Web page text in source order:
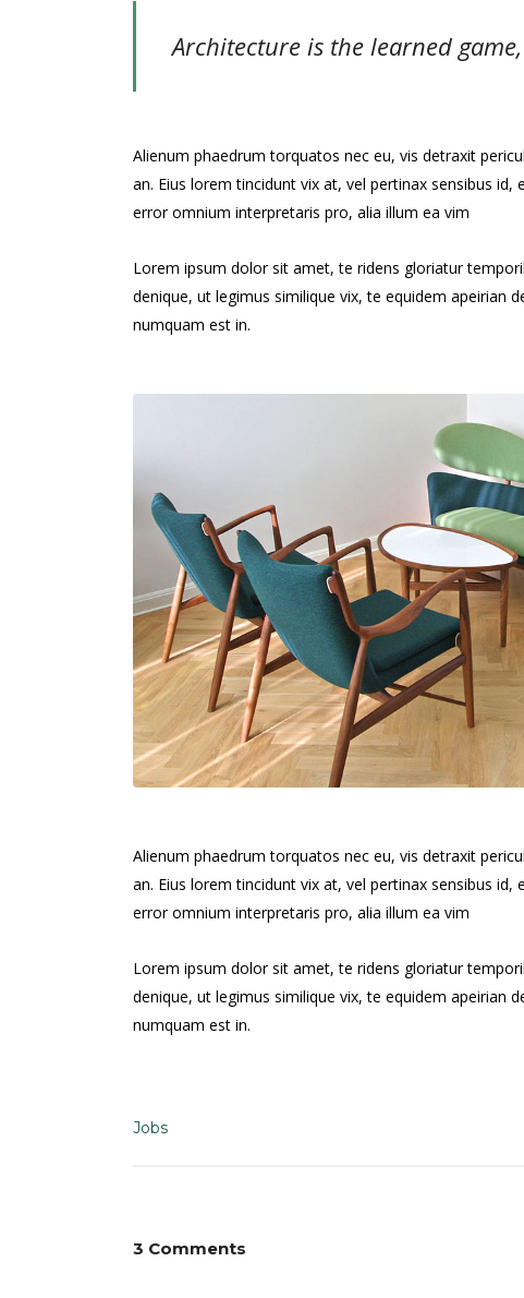
Architecture is the learned
Alienum phaedrum torquatos nec eu, vis detraxit
an. Eius lorem tincidunt vix at, vel pertinax sensibus
error omnium interpretaris pro, alia illum ea vim
Lorem ipsum dolor sit amet, te ridens gloriatur
denique, ut legimus similique vix, te equidem apeirian
numquam est in.
Alienum phaedrum torquatos nec eu, vis detraxit
an. Eius lorem tincidunt vix at, vel pertinax sensibus
error omnium interpretaris pro, alia illum ea vim
Lorem ipsum dolor sit amet, te ridens gloriatur
denique, ut legimus similique vix, te equidem apeirian
numquam est in.
Jobs
3 Comments